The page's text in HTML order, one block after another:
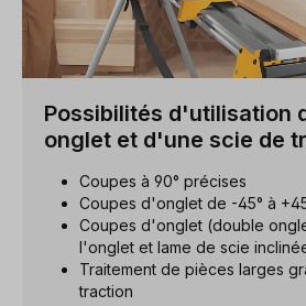
Possibilités d'utilisation
onglet et d'une scie de
Coupes à 90° précises
Coupes d'onglet de -45° à
Coupes d'onglet (double
l'onglet et lame de scie
Traitement de pièces larges
traction